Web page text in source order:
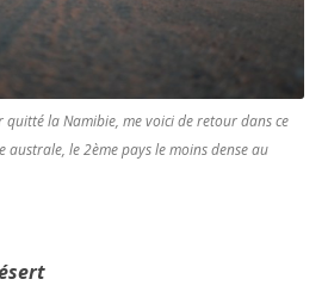
quitté la Namibie, me voici de retour dans ce
australe, le 2ème pays le moins dense au